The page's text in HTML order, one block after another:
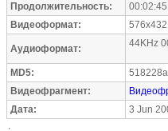
Продолжительность:
00:02:45
Видеоформат:
Аудиоформат: 44KHz
MD5:
Видеофрагмент:
Дата:
3 Jun